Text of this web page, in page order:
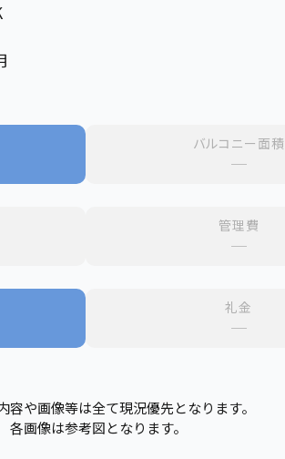
バルコニー面積
─
管理費
─
礼金
─
容や画像等は全て現況優先となります。
各画像は参考図となります。